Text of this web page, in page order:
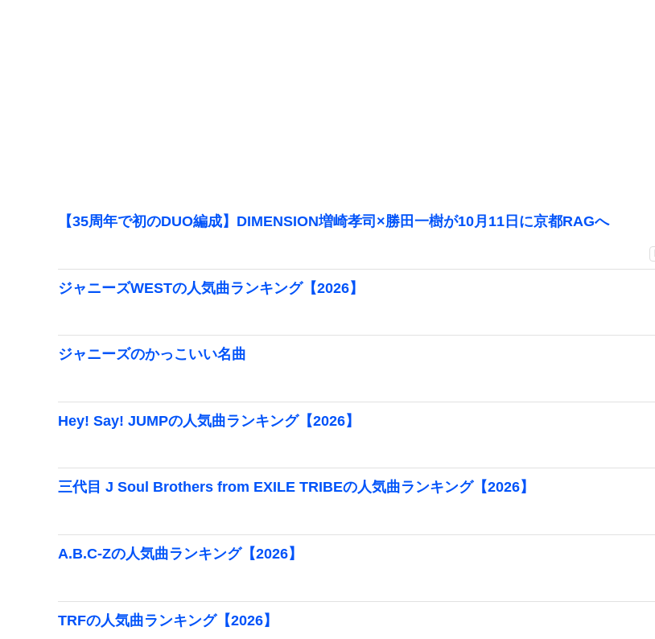
【35周年で初のDUO編成】DIMENSION増崎孝司×勝田一樹が10月11日に京都RAGへ
ジャニーズWESTの人気曲ランキング【2026】
ジャニーズのかっこいい名曲
Hey! Say! JUMPの人気曲ランキング【2026】
三代目 J Soul Brothers from EXILE TRIBEの人気曲ランキング【2026】
A.B.C-Zの人気曲ランキング【2026】
TRFの人気曲ランキング【2026】